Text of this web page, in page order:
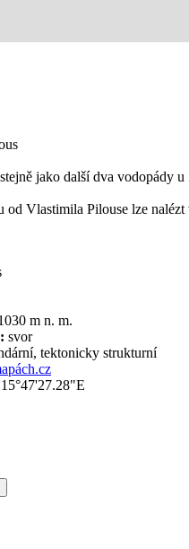
jako další dva vodopády
od Vlastimila Pilouse lze nalézt
m n. m.
svor
tektonicky strukturní